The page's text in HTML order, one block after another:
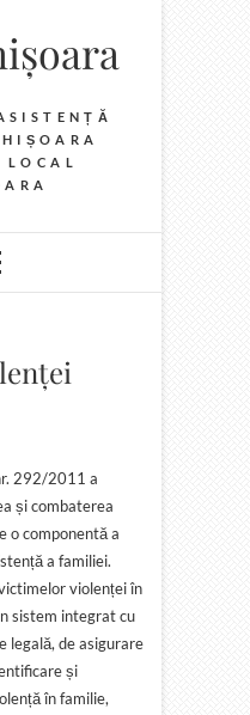
LOCAL
292/2011 a
și combaterea
o componentă a
a familiei.
violenței în
sistem integrat cu
legală, de asigurare
și
în familie,